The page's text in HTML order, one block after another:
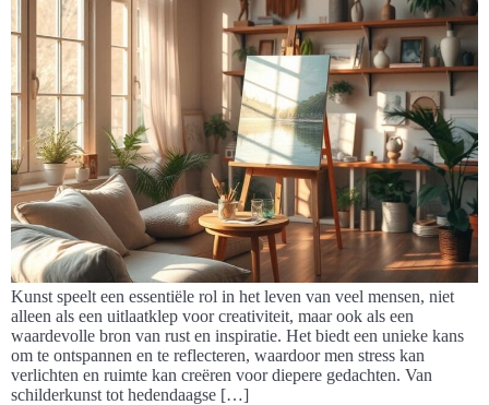
Kunst speelt een essentiële rol in het leven van veel mensen, niet
alleen als een uitlaatklep voor creativiteit, maar ook als een
waardevolle bron van rust en inspiratie. Het biedt een unieke kans
om te ontspannen en te reflecteren, waardoor men stress kan
verlichten en ruimte kan creëren voor diepere gedachten. Van
schilderkunst tot hedendaagse […]